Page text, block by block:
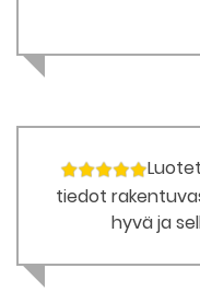
tiedot
hyvä ja